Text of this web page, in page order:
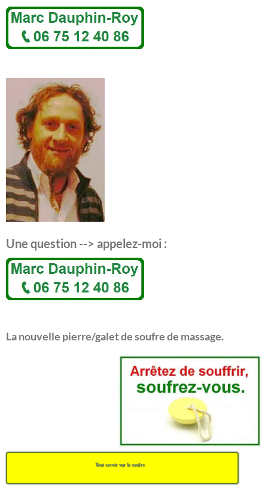
Une question --> appelez-moi :
La nouvelle pierre/galet de soufre de massage.
Tout savoir sur le soufre